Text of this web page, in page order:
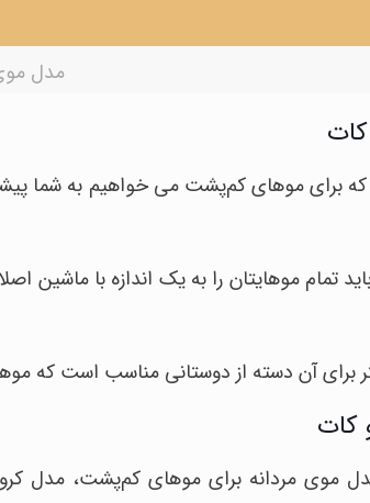
مدل
برای موهای کم‌پشت می خواهیم به شما
تمام موهایتان را به یک اندازه با ماشین
برای آن دسته از دوستانی مناسب است که
کات
موی مردانه برای موهای کم‌پشت، مدل